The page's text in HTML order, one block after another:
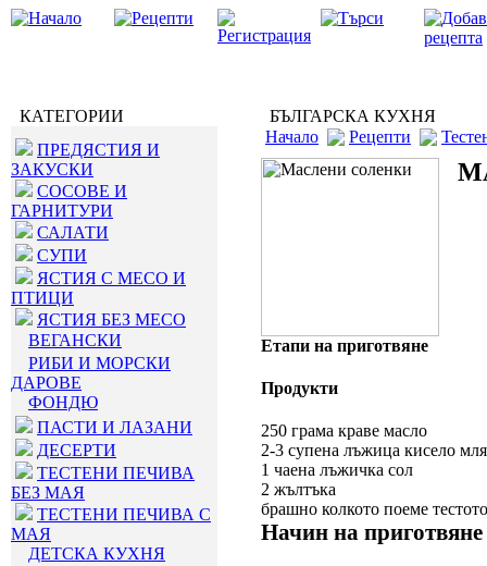
КАТЕГОРИИ
ПРЕДЯСТИЯ И
ЗАКУСКИ
СОСОВЕ И
ГАРНИТУРИ
САЛАТИ
СУПИ
ЯСТИЯ С МЕСО И
ПТИЦИ
ЯСТИЯ БЕЗ МЕСО
ВЕГАНСКИ
РИБИ И МОРСКИ
ДАРОВЕ
ФОНДЮ
ПАСТИ И ЛАЗАНИ
ДЕСЕРТИ
ТЕСТЕНИ ПЕЧИВА
БЕЗ МАЯ
ТЕСТЕНИ ПЕЧИВА С
МАЯ
ДЕТСКА КУХНЯ
БЪЛГАРСКА КУХНЯ
Начало
Рецепти
Етапи на приготвяне
Продукти
250 грама краве масло
2-3 супена лъжица кисело
1 чаена лъжичка сол
2 жълтъка
брашно колкото поеме тестото
Начин на приготвяне